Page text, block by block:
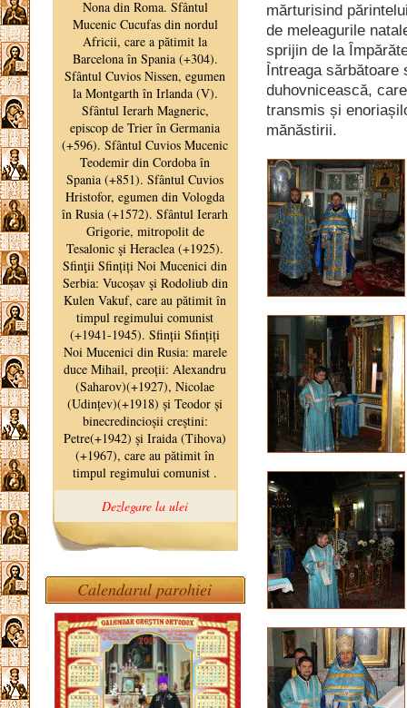
mărturisind
de meleagurile
sprijin de la
Întreaga sărbătoare
duhovnicească,
transmis și
mănăstirii.
Calendarul parohiei